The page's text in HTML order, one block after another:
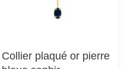
Collier plaqué or pierre